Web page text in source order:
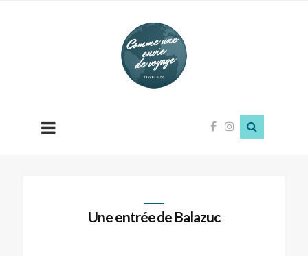
Comme
une
envie
de
Une entrée de Balazuc